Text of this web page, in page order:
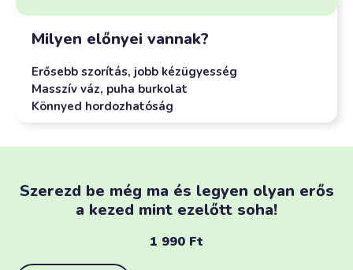
Milyen előnyei vannak?
Erősebb szorítás, jobb kézügyesség
Masszív váz, puha burkolat
Könnyed hordozhatóság
Szerezd be még ma és legyen olyan erős
a kezed mint ezelőtt soha!
1 990 Ft